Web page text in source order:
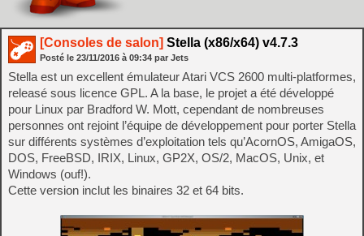
[Consoles de salon] Stella (x86/x64) v4.7.3
Posté le 23/11/2016 à 09:34 par Jets
Stella est un excellent émulateur Atari VCS 2600 multi-platformes,
releasé sous licence GPL. A la base, le projet a été développé
pour Linux par Bradford W. Mott, cependant de nombreuses
personnes ont rejoint l’équipe de développement pour porter Stella
sur différents systèmes d’exploitation tels qu’AcornOS, AmigaOS,
DOS, FreeBSD, IRIX, Linux, GP2X, OS/2, MacOS, Unix, et
Windows (ouf!).
Cette version inclut les binaires 32 et 64 bits.